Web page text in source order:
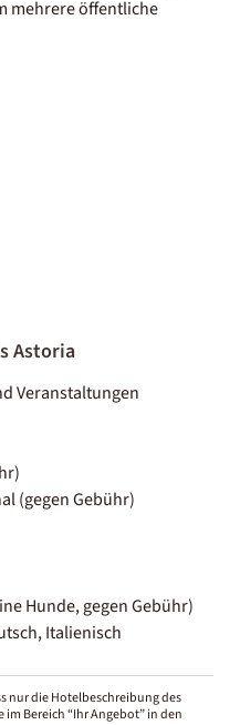
mehrere öffentliche
Astoria
Veranstaltungen
(gegen Gebühr)
Hunde, gegen Gebühr)
Italienisch
nur die Hotelbeschreibung des
Bereich “Ihr Angebot” in den